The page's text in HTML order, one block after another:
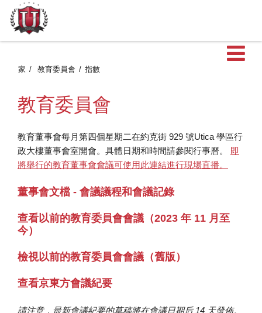
家 教育委員會 指數
教育委員會
教育董事會每月第四個星期二在約克街 929 號Utica 學區行
政大樓董事會室開會。具體日期和時間請參閱行事曆。 即
將舉行的教育董事會會議可使用此連結進行現場直播。
董事會文檔 - 會議議程和會議記錄
查看以前的教育委員會會議（2023 年 11 月至
今）
檢視以前的教育委員會會議（舊版）
查看京東方會議紀要
請注意，最新會議紀要的草稿將在會議日期后 14 天發佈。